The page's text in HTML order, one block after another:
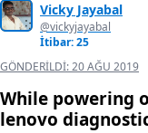
Vicky Jayabal
@vickyjayabal
İtibar: 25
GÖNDERILDI:20 AĞU 2019
While powering
lenovo